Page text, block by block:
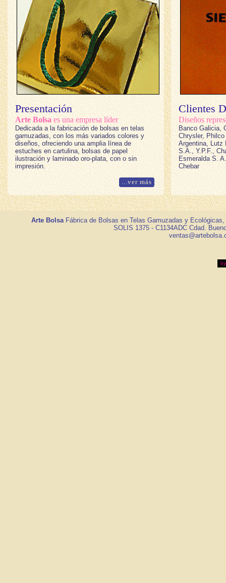
Presentación
Arte Bolsa es una empresa líder
Dedicada a la fabricación de bolsas en telas
gamuzadas, con los más variados colores y
diseños, ofreciendo una amplia línea de
estuches en cartulina, bolsas de papel
ilustración y laminado oro-plata, con o sin
impresión.
...ver más
Clientes
Diseños
Banco Galicia,
Chrysler,
Argentina, Lutz
S.A., Y.P.F.,
Esmeralda S.
Chebar
Arte BolsaFábrica de Bolsas en Telas Gamuzadas y
SOLIS 1375 - C1134ADC Cdad.